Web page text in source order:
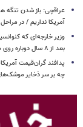
عراقچی: باز شدن تنگه
آمریکا نداریم / در
وزیر خارجه‌ای که
بعد از ۸ سال دوباره روی میز آمد؛ «خط مبدأ را اول تعیین کنید»
پدافند گران‌قیمت
چه بر سر ذخایر